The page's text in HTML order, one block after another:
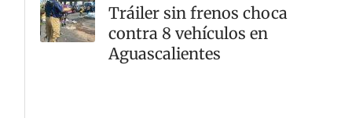
Tráiler sin frenos choca
contra 8 vehículos en
Aguascalientes